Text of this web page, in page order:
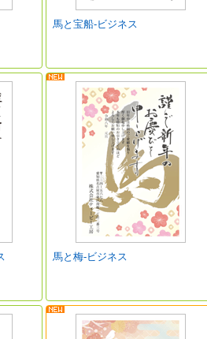
馬と宝船-ビジネス
馬と梅-ビジネス